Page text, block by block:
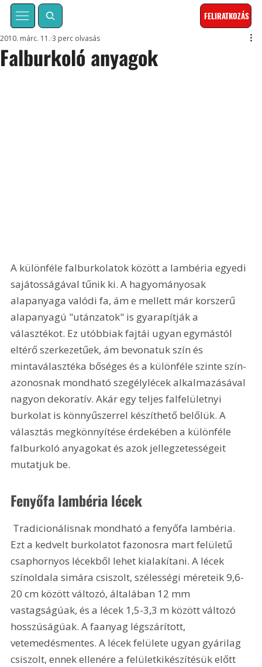
FELIRATKOZÁS
Falburkoló anyagok
2010. márc. 11. 3 perc olvasás
A különféle falburkolatok között a lambéria egyedi
sajátosságával tűnik ki. A hagyományosak
alapanyaga valódi fa, ám e mellett már korszerű
alapanyagú "utánzatok" is gyarapítják a
választékot. Ez utóbbiak fajtái ugyan egymástól
eltérő szerkezetűek, ám bevonatuk szín és
mintaválasztéka bőséges és a különféle szinte szín-
azonosnak mondható szegélylécek alkalmazásával
nagyon dekoratív. Akár egy teljes falfelületnyi
burkolat is könnyűszerrel készíthető belőlük. A
választás megkönnyítése érdekében a különféle
falburkoló anyagokat és azok jellegzetességeit
mutatjuk be.
Fenyőfa lambéria lécek
Ezt a kedvelt burkolatot fazonosra mart felületű
csaphornyos lécekből lehet kialakítani. A lécek
színoldala simára csiszolt, szélességi méreteik 9,6-
20 cm között változó, általában 12 mm
vastagságúak, és a lécek 1,5-3,3 m között változó
hosszúságúak. A faanyag légszárított,
vetemedésmentes. A lécek felülete ugyan gyárilag
csiszolt, ennek ellenére a felületkikészítésük előtt